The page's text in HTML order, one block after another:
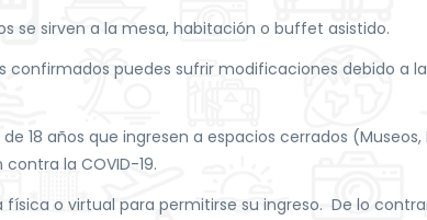
se sirven a la mesa, habitación o buffet asistido.
puedes sufrir modificaciones debido a
18 años que ingresen a espacios cerrados
la COVID-19.
o virtual para permitirse su ingreso. De lo